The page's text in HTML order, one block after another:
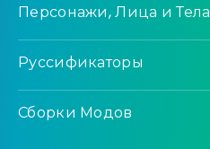
Персонажи, Лица и Тела
Руссификаторы
Сборки Модов